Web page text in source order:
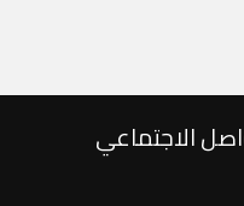
الاجتماعي